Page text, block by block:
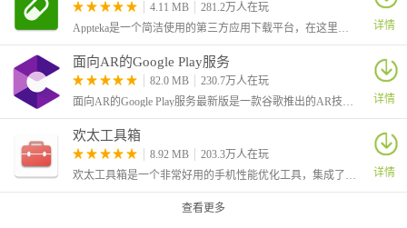
4.11 MB
281.2万人在玩
Appteka是一个简洁使用的第三方应用下载平台，在这里为大家收录了谷歌商店的大多数应用，只要不是特别冷门的，我们就可以在这里找到。
详情
面向AR的Google Play服务
82.0 MB
230.7万人在玩
面向AR的Google Play服务最新版是一款谷歌推出的AR技术支持应用服务框架，又叫做Google Play Services for AR，简称ARCore，安装该框架之后用户就可以在手机上运行AR应用了。
详情
欢太工具箱
8.92 MB
203.3万人在玩
欢太工具箱是一个非常好用的手机性能优化工具，集成了多种实用调试功能，帮助用户深度管理手机各项参数。从电池续航优化、屏幕亮度调节
详情
查看更多